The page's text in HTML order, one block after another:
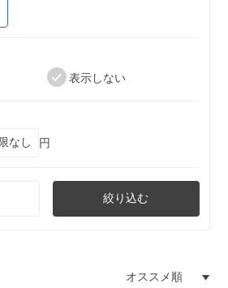
表示しない
円
絞り込む